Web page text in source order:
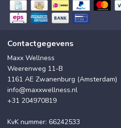
Contactgegevens
Maxx Wellness
Weerenweg 11-B
1161 AE Zwanenburg (Amsterdam)
info@maxxwellness.nl
+31 204970819
KvK nummer: 66242533